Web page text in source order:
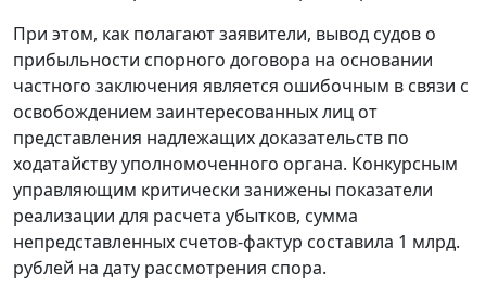
При этом, как полагают заявители, вывод судов о
прибыльности спорного договора на основании
частного заключения является ошибочным в связи с
освобождением заинтересованных лиц от
представления надлежащих доказательств по
ходатайству уполномоченного органа. Конкурсным
управляющим критически занижены показатели
реализации для расчета убытков, сумма
непредставленных счетов-фактур составила 1 млрд.
рублей на дату рассмотрения спора.